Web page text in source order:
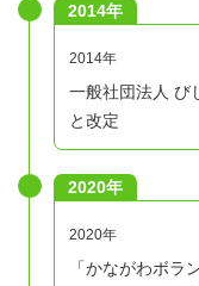
2014年
2014年
一般社団法人 び
と改定
2020年
2020年
「かながわボラ